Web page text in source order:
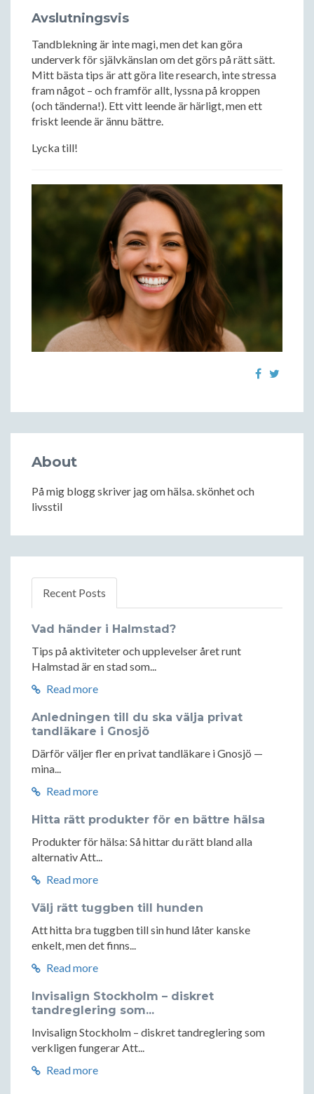
Avslutningsvis
Tandblekning är inte magi, men det kan göra
underverk för självkänslan om det görs på rätt sätt.
Mitt bästa tips är att göra lite research, inte stressa
fram något – och framför allt, lyssna på kroppen
(och tänderna!). Ett vitt leende är härligt, men ett
friskt leende är ännu bättre.
Lycka till!
About
På mig blogg skriver jag om hälsa. skönhet och
livsstil
Recent Posts
Vad händer i Halmstad?
Tips på aktiviteter och upplevelser året runt
Halmstad är en stad som...
Read more
Anledningen till du ska välja privat
tandläkare i Gnosjö
Därför väljer fler en privat tandläkare i Gnosjö —
mina...
Read more
Hitta rätt produkter för en bättre hälsa
Produkter för hälsa: Så hittar du rätt bland alla
alternativ Att...
Read more
Välj rätt tuggben till hunden
Att hitta bra tuggben till sin hund låter kanske
enkelt, men det finns...
Read more
Invisalign Stockholm – diskret
tandreglering som...
Invisalign Stockholm – diskret tandreglering som
verkligen fungerar Att...
Read more